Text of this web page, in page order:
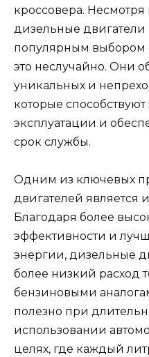
кроссовера. Несмотря
дизельные двигатели
популярным выбором
это неслучайно. Они
уникальных и
которые
эксплуатации и
срок службы.
Одним из ключевых
двигателей является
Благодаря более
эффективности и
энергии, дизельные
более низкий расход
бензиновыми
полезно при
использовании
целях, где каждый